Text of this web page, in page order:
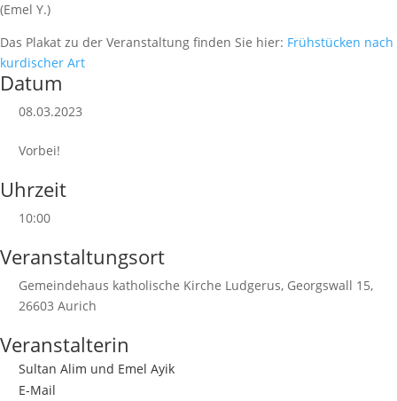
(Emel Y.)
Das Plakat zu der Veranstaltung finden Sie hier: Frühstücken nach
kurdischer Art
Datum
08.03.2023
Vorbei!
Uhrzeit
10:00
Veranstaltungsort
Gemeindehaus katholische Kirche Ludgerus, Georgswall 15,
26603 Aurich
Veranstalterin
Sultan Alim und Emel Ayik
E-Mail